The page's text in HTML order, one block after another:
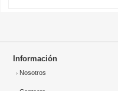
Información
Nosotros